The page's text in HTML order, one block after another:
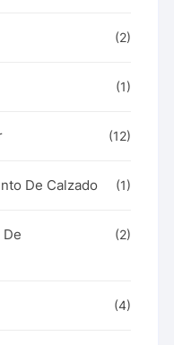
(2)
(1)
(12)
De Calzado (1)
De
(2)
(4)